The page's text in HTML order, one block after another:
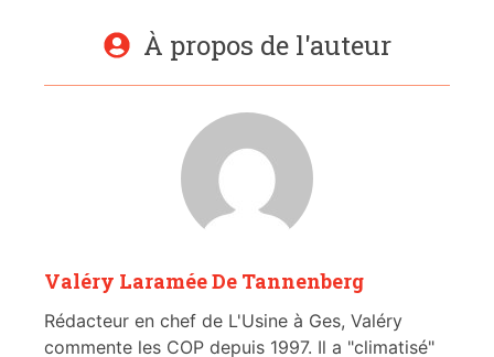
À propos de l'auteur
Valéry Laramée De Tannenberg
Rédacteur en chef de L'Usine à Ges, Valéry
commente les COP depuis 1997. Il a "climatisé"